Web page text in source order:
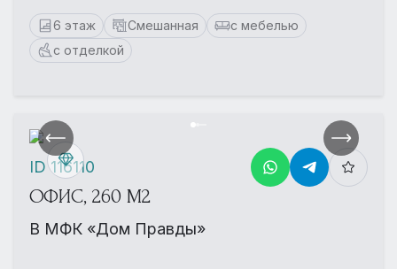
6 этаж Смешанная
с мебелью
с отделкой
ОФИС, 260 М2
В МФК «Дом Правды»
ID 116110